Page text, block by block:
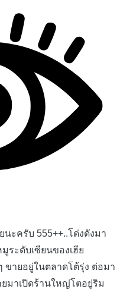
ครับ 555++..โด่งดังมา
ระดับเซียนของเฮีย
ขายอยู่ในตลาดโต้รุ่ง ต่อมา
ยมาเปิดร้านใหญ่โตอยู่ริม